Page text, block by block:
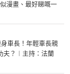
漫畫、最好睇嘅一
身車長！年輕車長親
夫？︱主持：法蘭